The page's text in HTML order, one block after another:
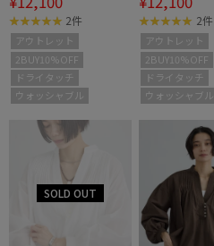
2件
アウトレット
2BUY10%OFF
ドライタッチ
ウォッシャブル
2件
アウトレット
2BUY10%OFF
ドライタッチ
ウォッシャブル